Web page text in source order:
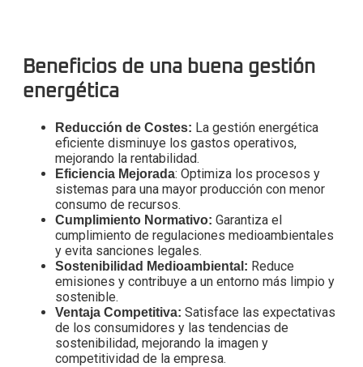
Beneficios de una buena gestión
energética
Reducción de Costes: La gestión energética
eficiente disminuye los gastos operativos,
mejorando la rentabilidad.
Eficiencia Mejorada: Optimiza los procesos y
sistemas para una mayor producción con menor
consumo de recursos.
Cumplimiento Normativo: Garantiza el
cumplimiento de regulaciones medioambientales
y evita sanciones legales.
Sostenibilidad Medioambiental: Reduce
emisiones y contribuye a un entorno más limpio y
sostenible.
Ventaja Competitiva: Satisface las expectativas
de los consumidores y las tendencias de
sostenibilidad, mejorando la imagen y
competitividad de la empresa.